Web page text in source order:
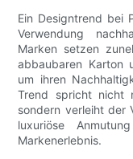
Ein Designtrend bei
Verwendung
Marken setzen
abbaubaren Karton
um ihren
Trend spricht nicht
sondern verleiht der
luxuriöse
Markenerlebnis.